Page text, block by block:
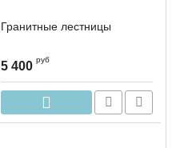
Гранитные лестницы
5 400 руб